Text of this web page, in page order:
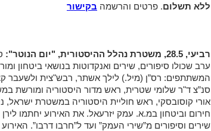
ללא תשלום. פרטים והרשמה בקישור
רביעי, 28.5, משטרת נהלל ההיסטורית, "יום הנוטר":
ערב שכולו סיפורים, שירים ואנקדוטות בנושאי ביטחון
המשתתפים: רס”ן (מיל.) לילך אשתר, רבש"צית ולשעבר
סנ”צ ד"ר שלומי שטרית, ראש מדור היסטוריה ומורשת
אורי קוסובסקי, ראש חוליית היסטוריה במשטרת ישראל,
חירום וביטחון במ.א. עמק יזרעאל. את האירוע יחתמו
שירים וסיפורים מ”שירי העמק” ועד ל”חרבו דרבו”.